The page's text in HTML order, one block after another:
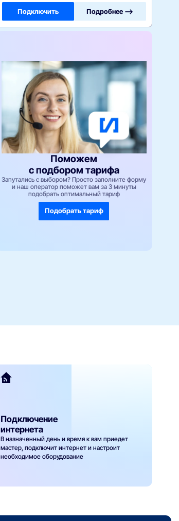
Подключить Подробнее —>
Поможем
с подбором тарифа
Запутались с выбором? Просто заполните форму
и наш оператор поможет вам за 3 минуты
подобрать оптимальный тариф
Подобрать тариф
Подключение
интернета
В назначенный день и время к вам приедет
мастер, подключит интернет и настроит
необходимое оборудование